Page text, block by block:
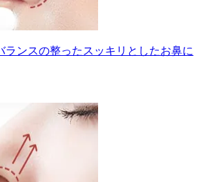
ランスの整ったスッキリとしたお鼻に